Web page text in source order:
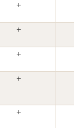
+
+
+
+
+